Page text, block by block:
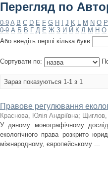
Перегляд по
0-9 A B C D E F G H J K L M N O P
0-9 А Б В Г Д Е Ж З И Й К Л М Н О
Або введіть перші кілька букв:
Сортувати по:
Зараз показуються 1-1 з 1
Правове регулювання
Краснова, Юлія Андріївна;
У даному монографічному
екологічного права розкрито
міжнародному, європейському ...